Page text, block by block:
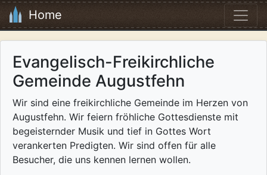
Home
Evangelisch-Freikirchliche
Gemeinde Augustfehn
Wir sind eine freikirchliche Gemeinde im Herzen von
Augustfehn. Wir feiern fröhliche Gottesdienste mit
begeisternder Musik und tief in Gottes Wort
verankerten Predigten. Wir sind offen für alle
Besucher, die uns kennen lernen wollen.